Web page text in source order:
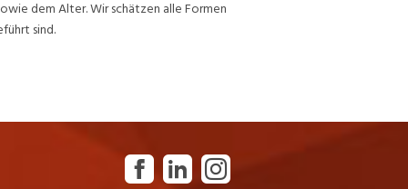
dem Alter. Wir schätzen alle Formen
sind.